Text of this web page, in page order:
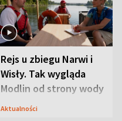
Rejs u zbiegu Narwi i
Wisły. Tak wygląda
Modlin od strony wody
Aktualności